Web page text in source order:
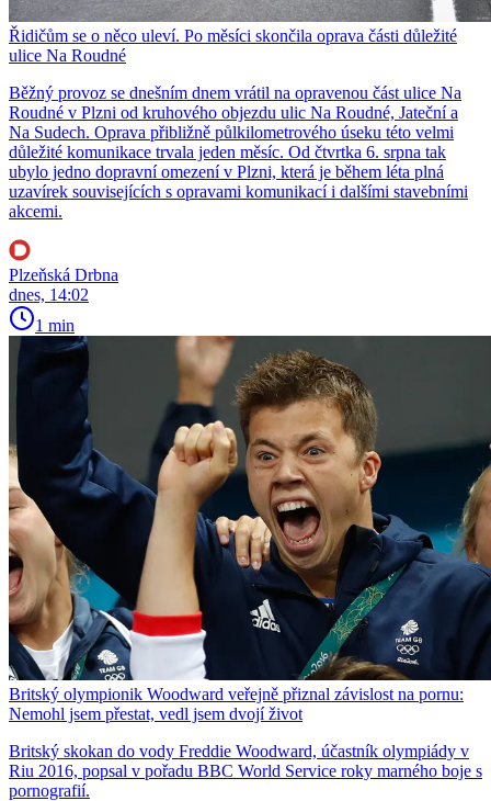
Řidičům se o něco uleví. Po měsíci skončila oprava části důležité
ulice Na Roudné
Běžný provoz se dnešním dnem vrátil na opravenou část ulice Na
Roudné v Plzni od kruhového objezdu ulic Na Roudné, Jateční a
Na Sudech. Oprava přibližně půlkilometrového úseku této velmi
důležité komunikace trvala jeden měsíc. Od čtvrtka 6. srpna tak
ubylo jedno dopravní omezení v Plzni, která je během léta plná
uzavírek souvisejících s opravami komunikací i dalšími stavebními
akcemi.
Plzeňská Drbna
dnes, 14:02
1 min
Britský olympionik Woodward veřejně přiznal závislost na pornu:
Nemohl jsem přestat, vedl jsem dvojí život
Britský skokan do vody Freddie Woodward, účastník olympiády v
Riu 2016, popsal v pořadu BBC World Service roky marného boje s
pornografií.